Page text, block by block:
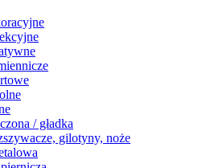
/ gładka
gilotyny, noże